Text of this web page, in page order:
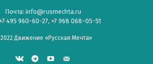
Почта: info@rusmechta.ru
495 960-60-27, +7 968 068-05-51
Движение «Русская Мечта»